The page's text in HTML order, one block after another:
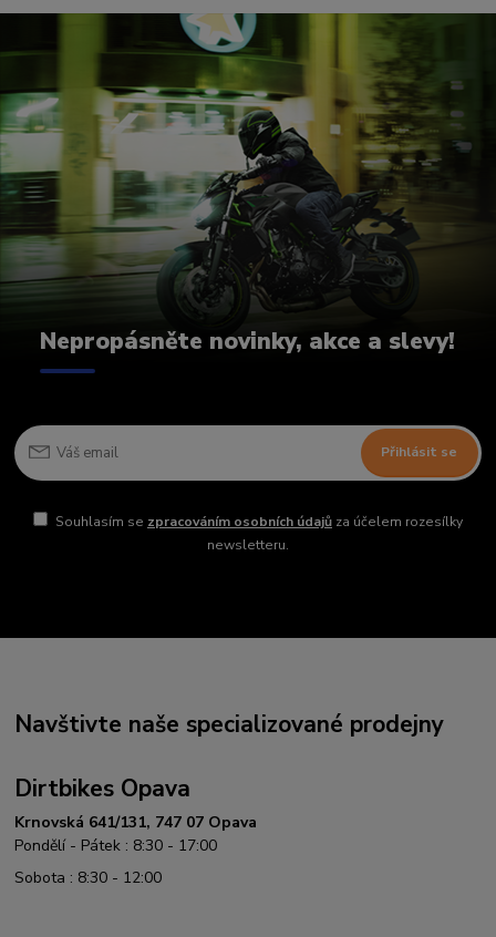
Nepropásněte novinky, akce a slevy!
Přihlásit se
Souhlasím se zpracováním osobních údajůza účelem rozesílky
newsletteru.
Navštivte naše specializované prodejny
Dirtbikes Opava
Krnovská 641/131, 747 07 Opava
Pondělí - Pátek : 8:30 - 17:00
Sobota : 8:30 - 12:00